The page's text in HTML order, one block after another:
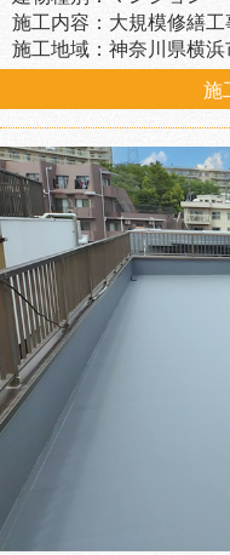
施工内容：大規模修繕工
施工地域：神奈川県横浜
施